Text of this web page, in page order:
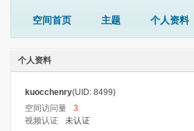
空间首页 主题 个人资料
个人资料
kuocchenry(UID: 8499)
空间访问量
3
视频认证
未认证